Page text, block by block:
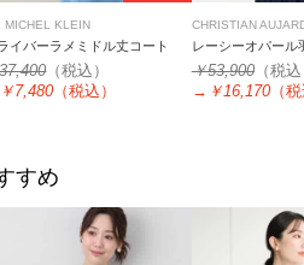
MICHEL KLEIN
イバーラメミドル丈コート
（税込）
￥7,480 （税込）
CHRISTIAN
レーシーオパール
￥53,900（税
→ ￥16,170（
すめ